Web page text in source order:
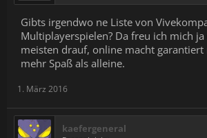
Gibts irgendwo ne Liste von
Multiplayerspielen? Da freu ich mich
meisten drauf, online macht garantiert
mehr Spaß als alleine.
1. März 2016
kaefergeneral